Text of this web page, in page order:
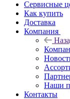
Сервисные
Как купить
Доставка
Компания
Наши
Контакты